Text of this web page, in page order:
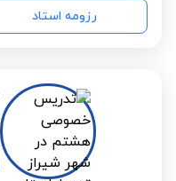
رزومه استاد